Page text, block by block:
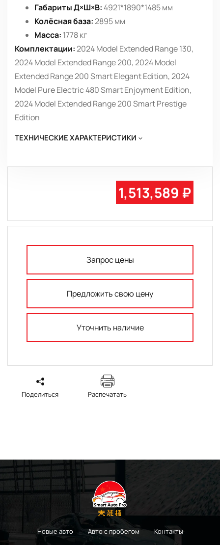
Габариты Д×Ш×В: 4921*1890*1485 мм
Колёсная база:2895 мм
Масса: 1778 кг
Комплектации:2024 Model Extended Range 130,
2024 Model Extended Range 200, 2024 Model
Extended Range 200 Smart Elegant Edition, 2024
Model Pure Electric 480 Smart Enjoyment Edition,
2024 Model Extended Range 200 Smart Prestige
Edition
ТЕХНИЧЕСКИЕ ХАРАКТЕРИСТИКИ
1,513,589 ₽
Запрос цены
Предложить свою цену
Уточнить наличие
Поделиться Распечатать
Новые авто Авто с пробегом Контакты